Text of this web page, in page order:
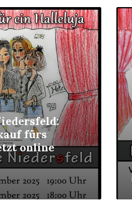
fürs
online